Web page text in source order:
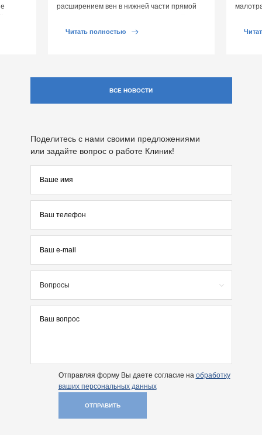
расширением вен в нижней части прямой
обострении […]
Читать полностью
ВСЕ НОВОСТИ
Поделитесь с нами своими предложениями
или задайте вопрос о работе Клиник!
Вопросы
Отправляя форму Вы даете согласие на обработку
ваших персональных данных
ОТПРАВИТЬ